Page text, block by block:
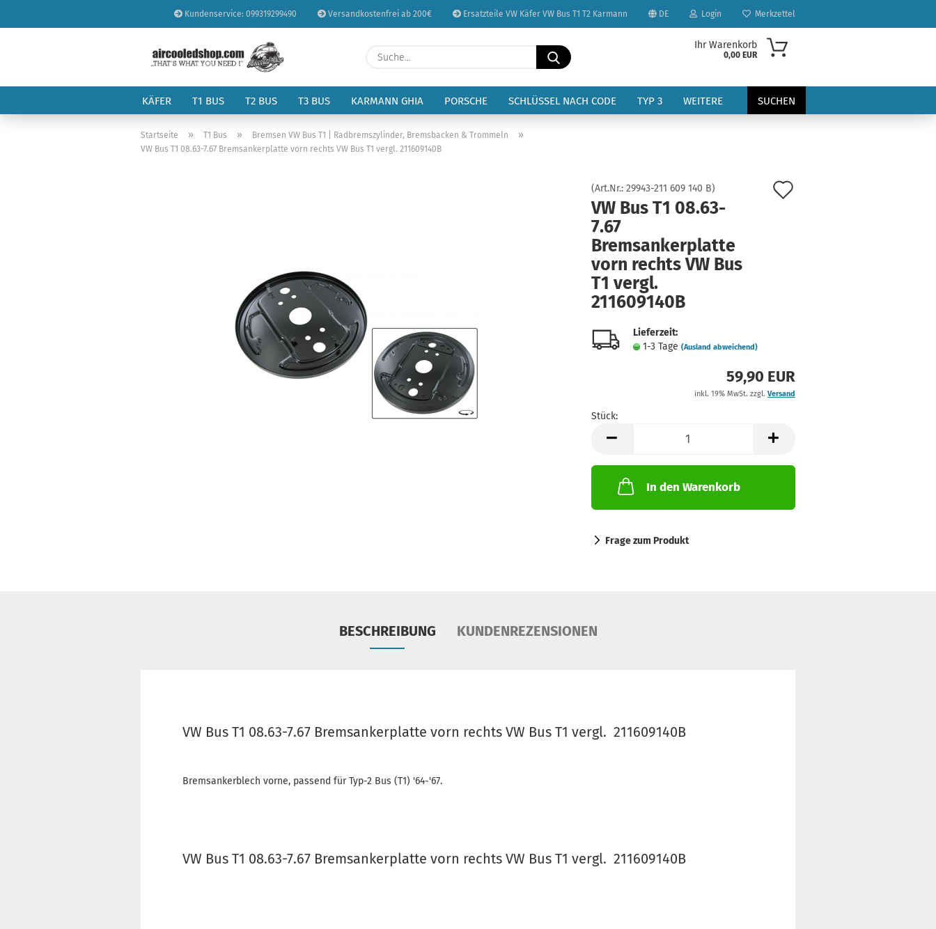
Kundenservice: 099319299490 Versandkostenfrei ab 200€ Ersatzteile VW Käfer VW Bus T1 T2 Karmann DE
Sprache auswählen
Lieferland
Login
Konto erstellen
Passwort vergessen?
Merkzettel
Suche...
Ihr Warenkorb
0,00 EUR
KÄFER T1 BUS T2 BUS T3 BUS KARMANN GHIA PORSCHE SCHLÜSSEL NACH CODE TYP 3 SUCHEN
WEITERE
Startseite » T1 Bus » Bremsen VW Bus T1 | Radbremszylinder, Bremsbacken & Trommeln »
VW Bus T1 08.63-7.67 Bremsankerplatte vorn rechts VW Bus T1 vergl. 211609140B
(Art.Nr.: 29943-211 609 140 B)
VW Bus T1 08.63-
7.67
Bremsankerplatte
vorn rechts VW Bus
T1 vergl.
211609140B
Lieferzeit:
1-3 Tage (Ausland abweichend)
59,90 EUR
inkl. 19% MwSt. zzgl. Versand
Stück:
Stück
In den Warenkorb
Frage zum Produkt
BESCHREIBUNG KUNDENREZENSIONEN
VW Bus T1 08.63-7.67 Bremsankerplatte vorn rechts VW Bus T1 vergl. 211609140B
Bremsankerblech vorne, passend für Typ-2 Bus (T1) '64-'67.
VW Bus T1 08.63-7.67 Bremsankerplatte vorn rechts VW Bus T1 vergl. 211609140B